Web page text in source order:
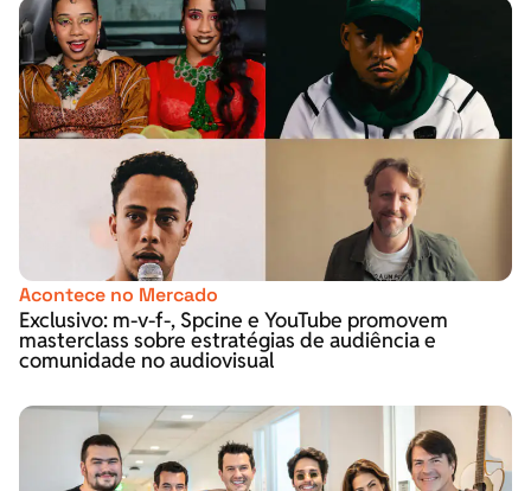
Acontece no Mercado
Exclusivo: m-v-f-, Spcine e YouTube promovem
masterclass sobre estratégias de audiência e
comunidade no audiovisual